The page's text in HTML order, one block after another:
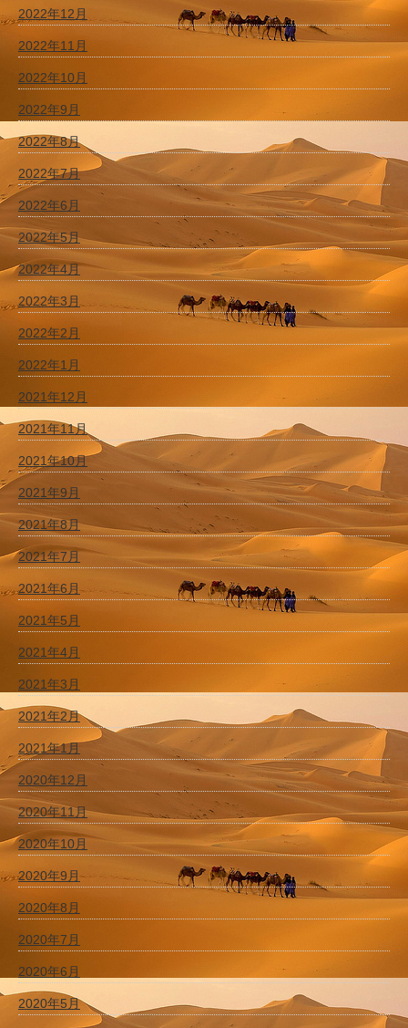
2022年12月
2022年11月
2022年10月
2022年9月
2022年8月
2022年7月
2022年6月
2022年5月
2022年4月
2022年3月
2022年2月
2022年1月
2021年12月
2021年11月
2021年10月
2021年9月
2021年8月
2021年7月
2021年6月
2021年5月
2021年4月
2021年3月
2021年2月
2021年1月
2020年12月
2020年11月
2020年10月
2020年9月
2020年8月
2020年7月
2020年6月
2020年5月